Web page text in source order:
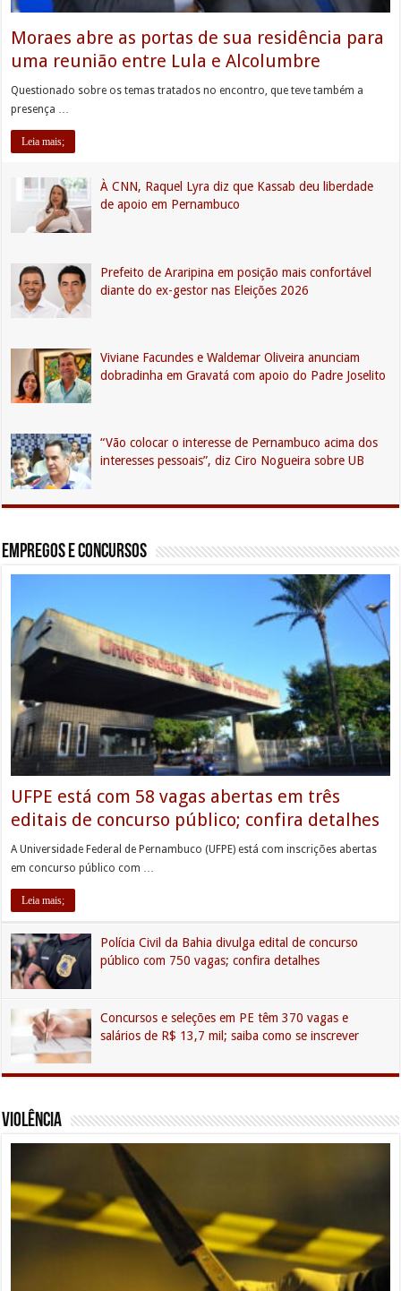
Moraes abre as portas de sua residência para
uma reunião entre Lula e Alcolumbre
Questionado sobre os temas tratados no encontro, que teve também a
presença …
Leia mais;
À CNN, Raquel Lyra diz que Kassab deu liberdade
de apoio em Pernambuco
Prefeito de Araripina em posição mais confortável
diante do ex-gestor nas Eleições 2026
Viviane Facundes e Waldemar Oliveira anunciam
dobradinha em Gravatá com apoio do Padre Joselito
“Vão colocar o interesse de Pernambuco acima dos
interesses pessoais”, diz Ciro Nogueira sobre UB
Empregos e Concursos
UFPE está com 58 vagas abertas em três
editais de concurso público; confira detalhes
A Universidade Federal de Pernambuco (UFPE) está com inscrições abertas
em concurso público com …
Leia mais;
Polícia Civil da Bahia divulga edital de concurso
público com 750 vagas; confira detalhes
Concursos e seleções em PE têm 370 vagas e
salários de R$ 13,7 mil; saiba como se inscrever
Violência